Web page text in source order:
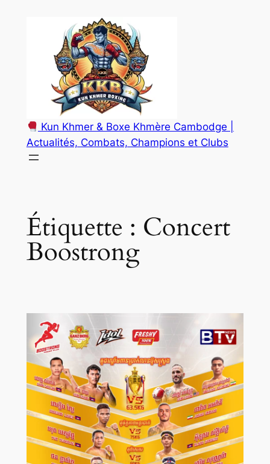
Kun Khmer & Boxe Khmère Cambodge |
Actualités, Combats, Champions et Clubs
Étiquette : Concert
Boostrong